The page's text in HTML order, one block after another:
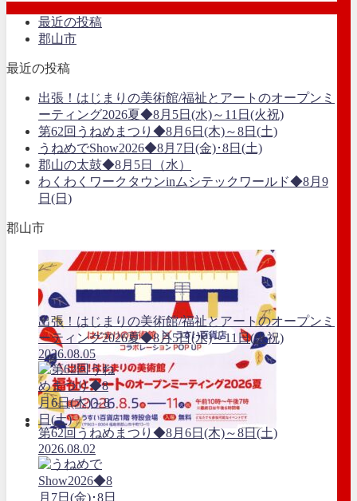
最近の投稿
郡山市
最近の投稿
出張！はじまりの美術館/福祉とアートのオープンミ
ーティング2026夏◆8月5日(水)～11日(火祝)
第62回うねめまつり◆8月6日(木)～8日(土)
うねめでShow2026◆8月7日(金)･8日(土)
郡山の太鼓◆8月5日（水）
わくわくワークタウンinムシテックワールド◆8月9
日(日)
郡山市
出張！はじまりの美術館/福祉とアートのオープンミ
ーティング2026夏◆8月5日(水)～11日(火祝)
2026.08.05
第62回うねめまつり◆8月6日(木)～8日(土)
2026.08.02